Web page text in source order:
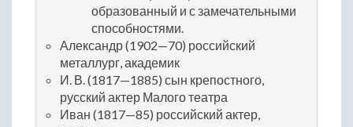
образованный и с замечательными
способностями.
Александр (1902—70) российский
металлург, академик
И. В. (1817—1885) сын крепостного,
русский актер Малого театра
Иван (1817—85) российский актер,